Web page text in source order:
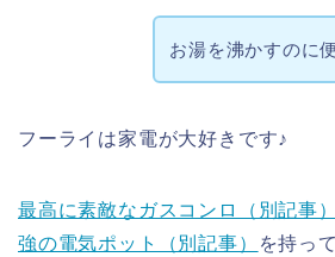
お湯を沸かすのに
フーライは家電が大好きです♪
最高に素敵なガスコンロ（別記事）
強の電気ポット（別記事）
を持っ